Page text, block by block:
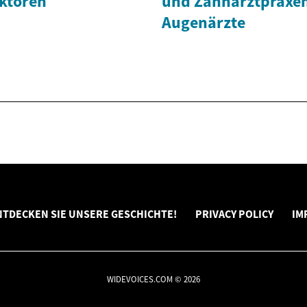
Augenärzte
SIE UNSERE GESCHICHTE! PRIVACY POLICY
WIDEVOICES.COM © 2026